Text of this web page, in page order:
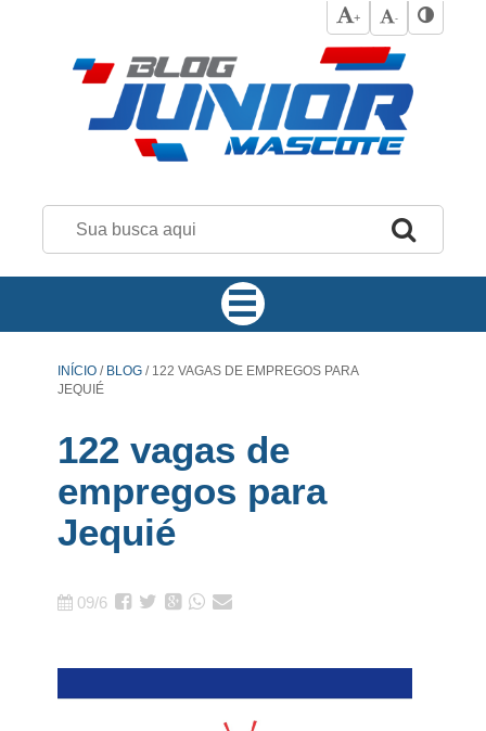
+ -
INÍCIO / BLOG /122 VAGAS DE EMPREGOS PARA
JEQUIÉ
122 vagas de
empregos para
Jequié
09/6